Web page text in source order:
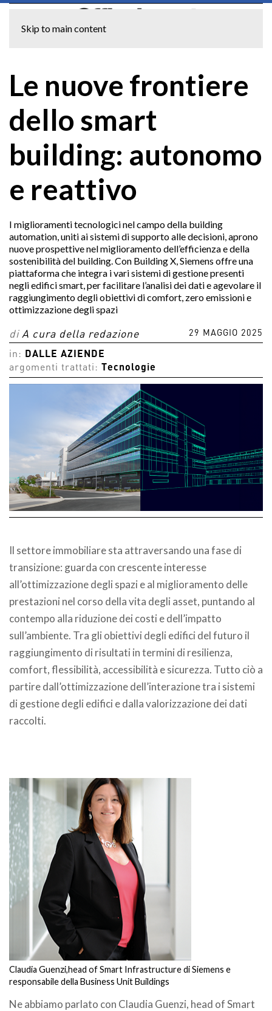
Skip to main content
Le nuove frontiere
dello smart
building: autonomo
e reattivo
I miglioramenti tecnologici nel campo della building
automation, uniti ai sistemi di supporto alle decisioni, aprono
nuove prospettive nel miglioramento dell’efficienza e della
sostenibilità del building. Con Building X, Siemens offre una
piattaforma che integra i vari sistemi di gestione presenti
negli edifici smart, per facilitare l’analisi dei dati e agevolare il
raggiungimento degli obiettivi di comfort, zero emissioni e
ottimizzazione degli spazi
di A cura della redazione 29 MAGGIO 2025
in:
DALLE AZIENDE
argomenti trattati:
Tecnologie
Il settore immobiliare sta attraversando una fase di
transizione: guarda con crescente interesse
all’ottimizzazione degli spazi e al miglioramento delle
prestazioni nel corso della vita degli asset, puntando al
contempo alla riduzione dei costi e dell’impatto
sull’ambiente. Tra gli obiettivi degli edifici del futuro il
raggiungimento di risultati in termini di resilienza,
comfort, flessibilità, accessibilità e sicurezza. Tutto ciò a
partire dall’ottimizzazione dell’interazione tra i sistemi
di gestione degli edifici e dalla valorizzazione dei dati
raccolti.
Claudia Guenzi,head of Smart Infrastructure di Siemens e
responsabile della Business Unit Buildings
Ne abbiamo parlato con Claudia Guenzi, head of Smart